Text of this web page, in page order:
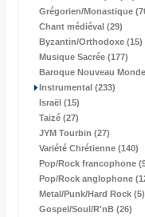
Grégorien/Monastique
Chant médiéval (29)
Byzantin/Orthodoxe (15)
Musique Sacrée (177)
Baroque Nouveau
Instrumental (233)
Israël (15)
Taizé (27)
JYM Tourbin (27)
Variété Chrétienne (140)
Pop/Rock francophone
Pop/Rock anglophone
Metal/Punk/Hard Rock (5)
Gospel/Soul/R'nB (26)